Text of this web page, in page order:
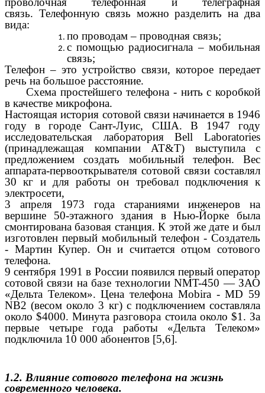
связь. Телефонную связь можно разделить на два
вида:
по проводам – проводная связь;
с помощью радиосигнала – мобильная
связь;
Телефон – это устройство связи, которое передает
речь на большое расстояние.
Схема простейшего телефона - нить с коробкой
в качестве микрофона.
Настоящая история сотовой связи начинается в 1946
году в городе Сант-Луис, США. В 1947 году
исследовательская лаборатория Bell Laboratories
(принадлежащая компании AT&T) выступила с
предложением создать мобильный телефон. Вес
аппарата-первооткрывателя сотовой связи составлял
30 кг и для работы он требовал подключения к
электросети,
3 апреля 1973 года стараниями инженеров на
вершине 50-этажного здания в Нью-Йорке была
смонтирована базовая станция. К этой же дате и был
изготовлен первый мобильный телефон - Создатель
- Мартин Купер. Он и считается отцом сотового
телефона.
9 сентября 1991 в России появился первый оператор
сотовой связи на базе технологии NMT-450 — ЗАО
«Дельта Телеком». Цена телефона Mobira - MD 59
NB2 (весом около 3 кг) с подключением составляла
около $4000. Минута разговора стоила около $1. За
первые четыре года работы «Дельта Телеком»
подключила 10 000 абонентов [5,6].
1.2. Влияние сотового телефона на жизнь
современного человека.